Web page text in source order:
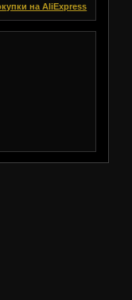
на AliExpress